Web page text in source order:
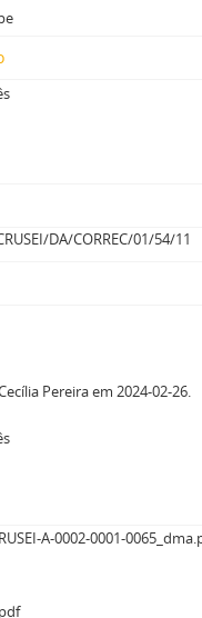
DA/CORREC/01/54/11
Pereira em 2024-02-26.
A-0002-0001-